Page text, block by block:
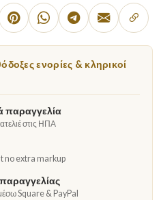
ενορίες & κληρικοί
παραγγελία
στις ΗΠΑ
no extra markup
Square & PayPal